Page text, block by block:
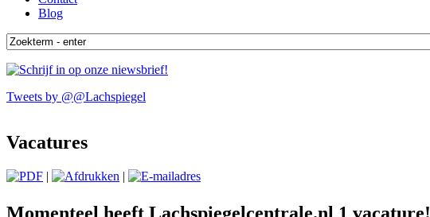
Blog
Tweets by @@Lachspiegel
Vacatures
| |